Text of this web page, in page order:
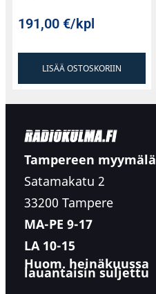
191,00€/kpl
LISÄÄ OSTOSKORIIN
Tampereen myymälä
Satamakatu 2
33200 Tampere
MA-PE 9-17
LA 10-15
Huom. heinäkuussa
lauantaisin suljettu